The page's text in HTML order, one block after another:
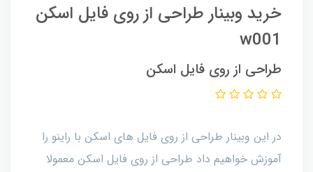
خرید وبینار طراحی از روی فایل اسکن
w001
طراحی از روی فایل اسکن
در این وبینار طراحی از روی فایل های اسکن با راینو را
آموزش خواهیم داد طراحی از روی فایل اسکن معمولا